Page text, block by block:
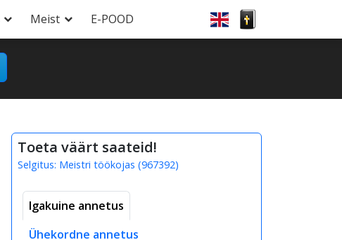
Meist E-POOD
Toeta väärt saateid!
Selgitus: Meistri töökojas (967392)
Igakuine annetus
Ühekordne annetus